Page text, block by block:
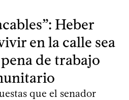
Heber
en la calle sea
de trabajo
que el senador